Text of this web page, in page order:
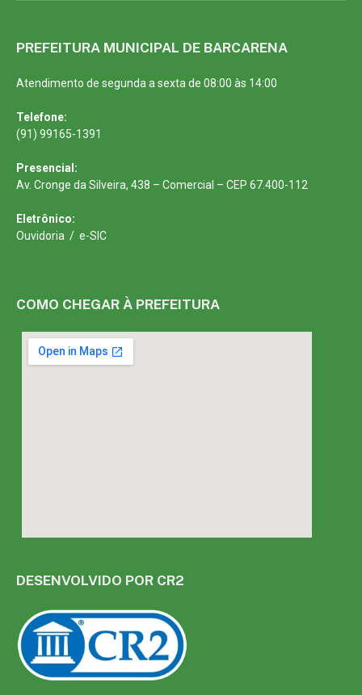
PREFEITURA MUNICIPAL DE BARCARENA
Atendimento de segunda a sexta de 08:00 às 14:00
Telefone:
(91) 99165-1391
Presencial:
Av. Cronge da Silveira, 438 – Comercial – CEP 67.400-112
Eletrônico:
Ouvidoria / e-SIC
COMO CHEGAR À PREFEITURA
DESENVOLVIDO POR CR2